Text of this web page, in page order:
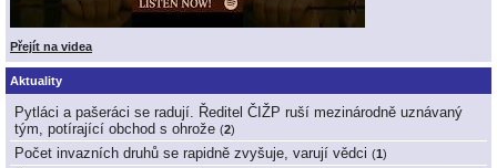
Přejít na videa
Aktuality
Pytláci a pašeráci se radují. Ředitel ČIŽP ruší mezinárodně uznávaný
tým, potírající obchod s ohrože (2)
Počet invazních druhů se rapidně zvyšuje, varují vědci (1 )